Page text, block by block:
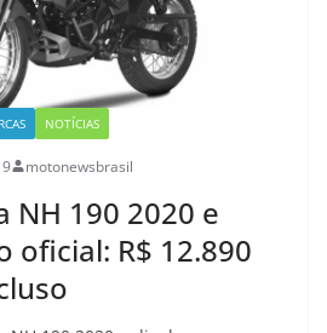
NOTÍCIAS
motonewsbrasil
NH 190 2020 e
oficial: R$ 12.890